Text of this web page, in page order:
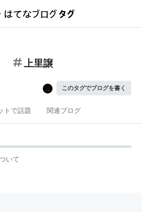
上里譲
このタグでブログを書く
トで話題 関連ブログ
いて